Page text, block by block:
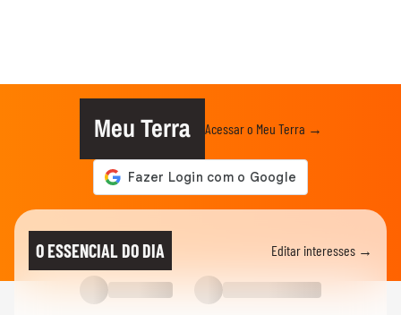
Meu Terra Acessar o Meu Terra →
O ESSENCIAL DO DIA Editar interesses →